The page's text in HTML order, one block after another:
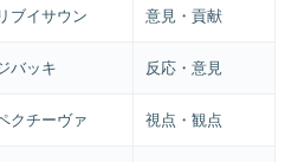
ブイサウン 意見・貢献
バッキ 反応・意見
クチーヴァ 視点・観点